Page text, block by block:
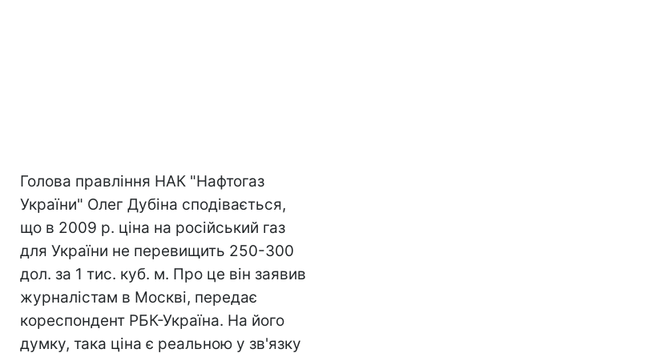
Голова правління НАК "Нафтогаз
України" Олег Дубіна сподівається,
що в 2009 р. ціна на російський газ
для України не перевищить 250-300
дол. за 1 тис. куб. м. Про це він заявив
журналістам в Москві, передає
кореспондент РБК-Україна. На його
думку, така ціна є реальною у зв'язку